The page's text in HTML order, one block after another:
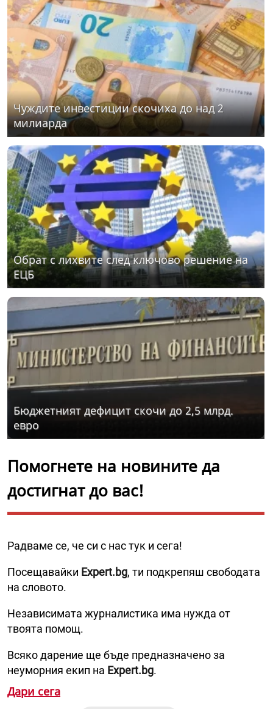
Чуждите инвестиции скочиха до над 2
милиарда
Обрат с лихвите след ключово решение на
ЕЦБ
Бюджетният дефицит скочи до 2,5 млрд.
евро
Помогнете на новините да
достигнат до вас!
Радваме се, че си с нас тук и сега!
Посещавайки Expert.bg, ти подкрепяш свободата
на словото.
Независимата журналистика има нужда от
твоята помощ.
Всяко дарение ще бъде предназначено за
неуморния екип на Expert.bg.
Дари сега